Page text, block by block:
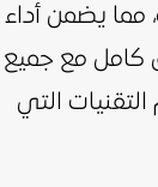
مما يضمن أداء
كامل مع جميع
التي